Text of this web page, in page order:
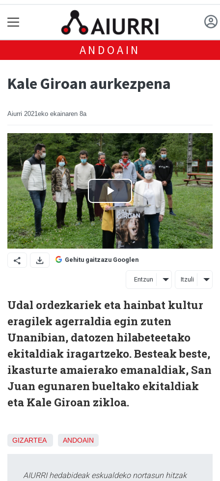
ANDOAIN
Kale Giroan aurkezpena
Aiurri 2021eko ekainaren 8a
Gehitu gaitzazu Googlen
Entzun Itzuli
Udal ordezkariek eta hainbat kultur
eragilek agerraldia egin zuten
Unanibian, datozen hilabeteetako
ekitaldiak iragartzeko. Besteak beste,
ikasturte amaierako emanaldiak, San
Juan egunaren bueltako ekitaldiak
eta Kale Giroan zikloa.
GIZARTEA ANDOAIN
AIURRI hedabideak eskualdeko nortasun hitzak